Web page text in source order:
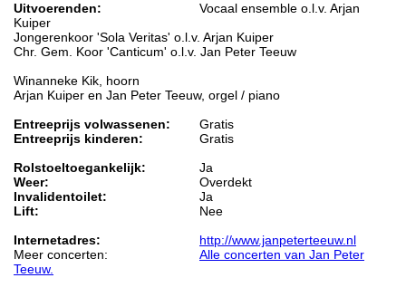
Uitvoerenden:
Vocaal ensemble o.l.v. Arjan
Kuiper
Jongerenkoor 'Sola Veritas' o.l.v. Arjan Kuiper
Chr. Gem. Koor 'Canticum' o.l.v. Jan Peter Teeuw
Winanneke Kik, hoorn
Arjan Kuiper en Jan Peter Teeuw, orgel / piano
Entreeprijs volwassenen:
Gratis
Entreeprijs kinderen:
Gratis
Rolstoeltoegankelijk:
Ja
Weer:
Overdekt
Invalidentoilet:
Ja
Lift:
Nee
Internetadres:
http://www.janpeterteeuw.nl
Meer concerten:
Alle concerten van Jan Peter
Teeuw.